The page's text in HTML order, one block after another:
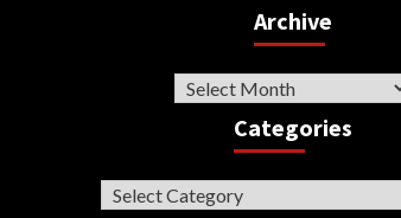
Archive
Archive
Categories
Categories